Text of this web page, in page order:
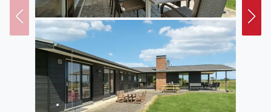
Badesteg jederzeit in die kühlen Fluten springen und
Ihren Hobbies nachgehen, egal, ob Ihr Herz für Golf
oder Wandern schlägt, oder Sie lieber die Angel
auswerfen möchten.
Freuen Sie sich auf einen wunderbaren Urlaub in
diesem Ferienhaus in der ersten Reihe zum Meer.